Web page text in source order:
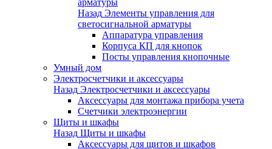
арматуры
Назад Элементы управления для
светосигнальной арматуры
Аппаратура управления
Корпуса КП для кнопок
Посты управления кнопочные
Умный дом
Электросчетчики и аксессуары
Назад Электросчетчики и аксессуары
Аксессуары для монтажа прибора учета
Счетчики электроэнергии
Щиты и шкафы
Назад Щиты и шкафы
Аксессуары для щитов и шкафов